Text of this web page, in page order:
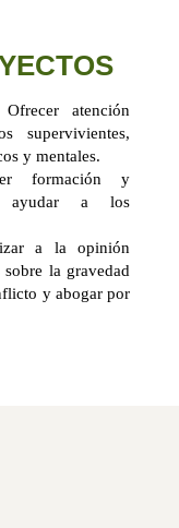
Ofrecer atención
supervivientes,
y mentales.
formación y
ayudar a los
a la opinión
la gravedad
y abogar por